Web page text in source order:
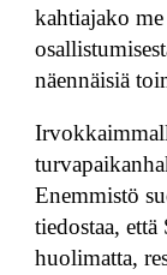
kahtiajako
näennäisiä
Enemmistö
tiedostaa,
huolimatta,